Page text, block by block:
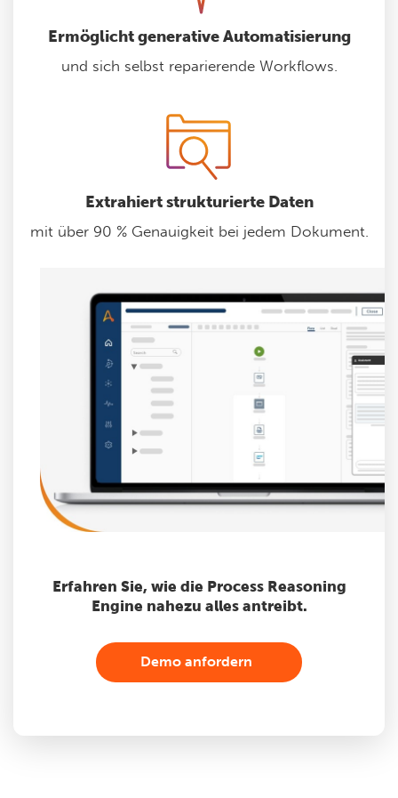
Ermöglicht generative Automatisierung
und sich selbst reparierende Workflows.
Extrahiert strukturierte Daten
mit über 90 % Genauigkeit bei jedem Dokument.
Erfahren Sie, wie die Process Reasoning
Engine nahezu alles antreibt.
Demo anfordern